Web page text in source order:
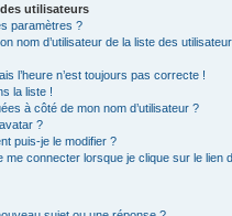
utilisateurs
paramètres ?
nom d’utilisateur de la liste des
l’heure n’est toujours pas correcte !
la liste !
à côté de mon nom d’utilisateur ?
?
puis-je le modifier ?
me connecter lorsque je clique sur le lien